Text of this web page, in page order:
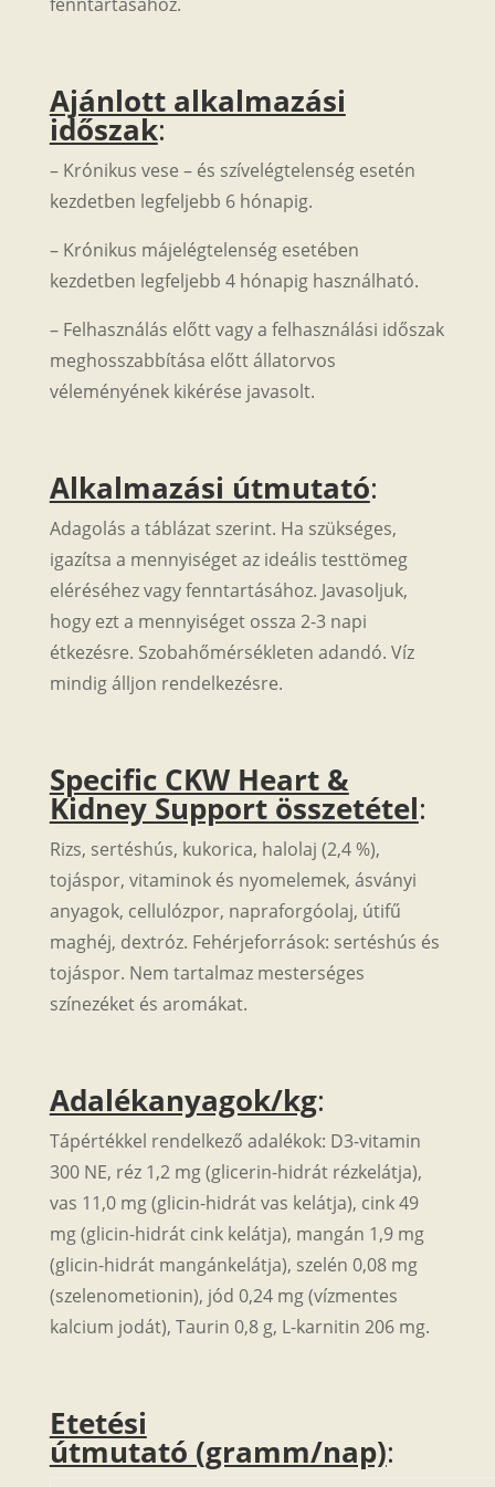
Ajánlott alkalmazási
időszak:
– Krónikus vese – és szívelégtelenség esetén
kezdetben legfeljebb 6 hónapig.
– Krónikus májelégtelenség esetében
kezdetben legfeljebb 4 hónapig használható.
– Felhasználás előtt vagy a felhasználási időszak
meghosszabbítása előtt állatorvos
véleményének kikérése javasolt.
Alkalmazási útmutató:
Adagolás a táblázat szerint. Ha szükséges,
igazítsa a mennyiséget az ideális testtömeg
eléréséhez vagy fenntartásához. Javasoljuk,
hogy ezt a mennyiséget ossza 2-3 napi
étkezésre. Szobahőmérsékleten adandó. Víz
mindig álljon rendelkezésre.
Specific CKW Heart &
Kidney Support összetétel:
Rizs, sertéshús, kukorica, halolaj (2,4 %),
tojáspor, vitaminok és nyomelemek, ásványi
anyagok, cellulózpor, napraforgóolaj, útifű
maghéj, dextróz. Fehérjeforrások: sertéshús és
tojáspor. Nem tartalmaz mesterséges
színezéket és aromákat.
Adalékanyagok/kg:
Tápértékkel rendelkező adalékok: D3-vitamin
300 NE, réz 1,2 mg (glicerin-hidrát rézkelátja),
vas 11,0 mg (glicin-hidrát vas kelátja), cink 49
mg (glicin-hidrát cink kelátja), mangán 1,9 mg
(glicin-hidrát mangánkelátja), szelén 0,08 mg
(szelenometionin), jód 0,24 mg (vízmentes
kalcium jodát), Taurin 0,8 g, L-karnitin 206 mg.
Etetési
útmutató (gramm/nap):